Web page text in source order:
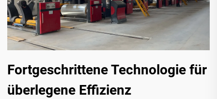
Fortgeschrittene Technologie für
überlegene Effizienz